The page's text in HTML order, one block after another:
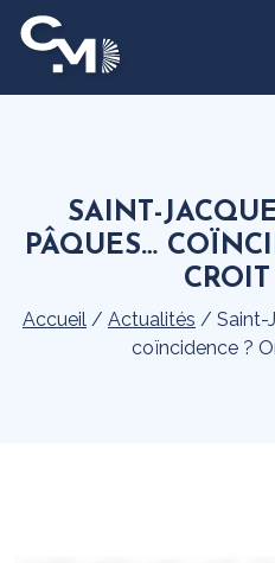
Panneau de gestion des cookies
SAINT-
PÂQUES…
Accueil / Actualités / Saint-
coïncidence ?